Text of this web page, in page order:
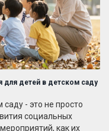
детей в детском саду
- это не просто
социальных
как их